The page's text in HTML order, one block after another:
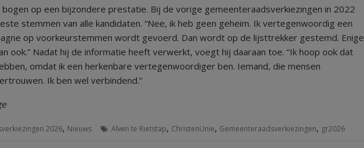
op een bijzondere prestatie. Bij de vorige gemeenteraadsverkiezingen in 2022
stemmen van alle kandidaten. “Nee, ik heb geen geheim. Ik vertegenwoordig een
op voorkeurstemmen wordt gevoerd. Dan wordt op de lijsttrekker gestemd. Enige
ook.” Nadat hij de informatie heeft verwerkt, voegt hij daaraan toe. “Ik hoop ook dat
omdat ik een herkenbare vertegenwoordiger ben. Iemand, die mensen
Ik ben wel verbindend.”
2026, Nieuws Alwin te Rietstap, ChristenUnie, Gemeenteraadsverkiezingen, gr2026